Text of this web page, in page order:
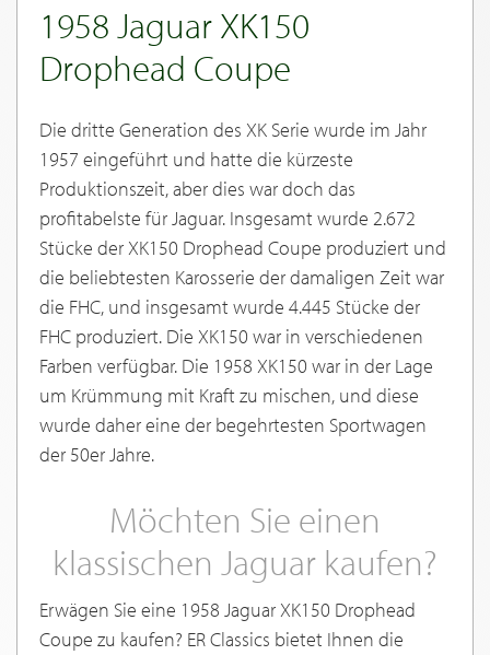
1958 Jaguar XK150
Drophead Coupe
Die dritte Generation des XK Serie wurde im Jahr
1957 eingeführt und hatte die kürzeste
Produktionszeit, aber dies war doch das
profitabelste für Jaguar. Insgesamt wurde 2.672
Stücke der XK150 Drophead Coupe produziert und
die beliebtesten Karosserie der damaligen Zeit war
die FHC, und insgesamt wurde 4.445 Stücke der
FHC produziert. Die XK150 war in verschiedenen
Farben verfügbar. Die 1958 XK150 war in der Lage
um Krümmung mit Kraft zu mischen, und diese
wurde daher eine der begehrtesten Sportwagen
der 50er Jahre.
Möchten Sie einen
klassischen Jaguar kaufen?
Erwägen Sie eine 1958 Jaguar XK150 Drophead
Coupe zu kaufen? ER Classics bietet Ihnen die